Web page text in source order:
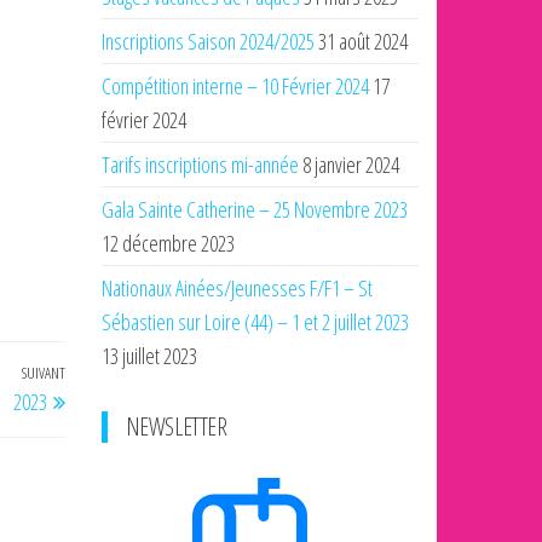
Article
suivant
SUIVANT
2023
Inscriptions Saison 2024/202531 août 2024
Compétition interne – 10 Février 2024 17
février 2024
Tarifs inscriptions mi-année 8 janvier 2024
Gala Sainte Catherine – 25 Novembre 2023
12 décembre 2023
Nationaux Ainées/Jeunesses F/F1 – St
Sébastien sur Loire (44) – 1 et 2 juillet 2023
13 juillet 2023
NEWSLETTER